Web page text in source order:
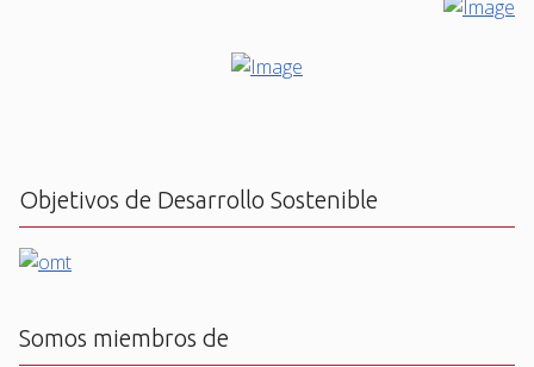
Objetivos de Desarrollo Sostenible
Somos miembros de